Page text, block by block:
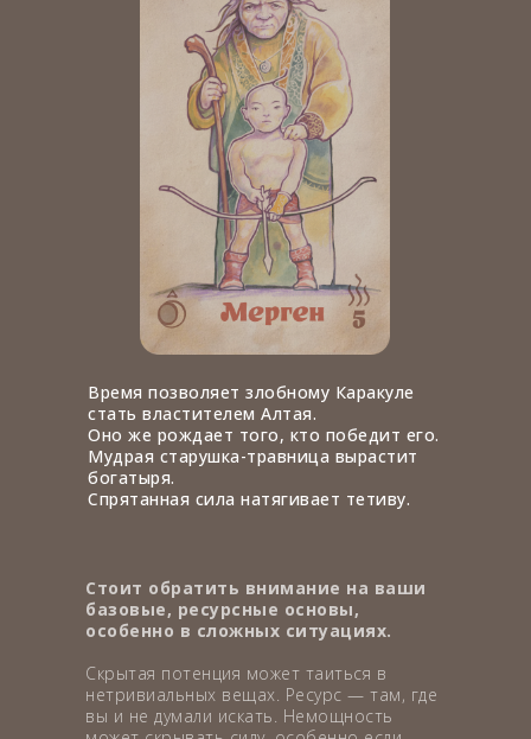
Время позволяет злобному Каракуле
стать властителем Алтая.
Оно же рождает того, кто победит его.
Мудрая старушка-травница вырастит
богатыря.
Спрятанная сила натягивает тетиву.
Стоит обратить внимание на ваши
базовые, ресурсные основы,
особенно в сложных ситуациях.
Скрытая потенция может таиться в
нетривиальных вещах. Ресурс — там, где
вы и не думали искать. Немощность